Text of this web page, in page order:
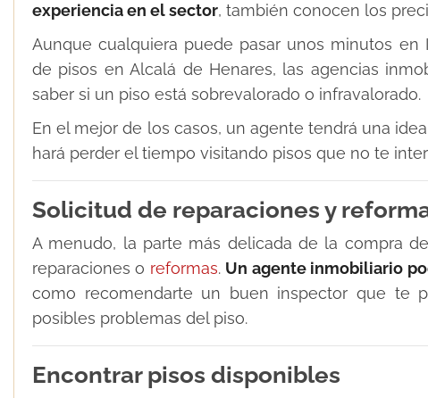
experiencia en el sector, también conocen los
Aunque cualquiera puede pasar unos minutos
de pisos en Alcalá de Henares, las agencias
saber si un piso está sobrevalorado o infravalorado.
En el mejor de los casos, un agente tendrá una
hará perder el tiempo visitando pisos que no te
Solicitud de reparaciones y
A menudo, la parte más delicada de la compra
reparaciones o reformas. Un agente inmobiliario
como recomendarte un buen inspector que te
posibles problemas del piso.
Encontrar pisos disponibles